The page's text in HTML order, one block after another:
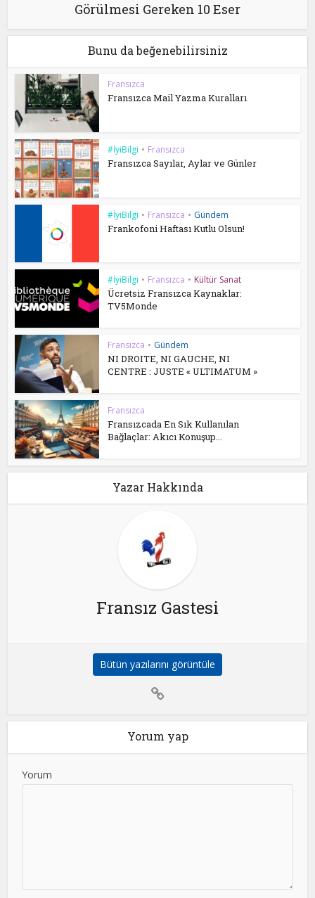
Görülmesi Gereken 10 Eser
Bunu da beğenebilirsiniz
Fransızca
Fransızca Mail Yazma Kuralları
#İyiBilgi • Fransızca
Fransızca Sayılar, Aylar ve Günler
#İyiBilgi • Fransızca • Gündem
Frankofoni Haftası Kutlu Olsun!
#İyiBilgi • Fransızca • Kültür Sanat
Ücretsiz Fransızca Kaynaklar:
TV5Monde
Fransızca • Gündem
NI DROITE, NI GAUCHE, NI
CENTRE : JUSTE « ULTIMATUM »
Fransızca
Fransızcada En Sık Kullanılan
Bağlaçlar: Akıcı Konuşup...
Yazar Hakkında
Fransız Gastesi
Bütün yazılarını görüntüle
Yorum yap
Yorum